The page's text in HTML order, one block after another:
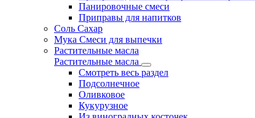
Панировочные смеси
Приправы для напитков
Соль Сахар
Мука Смеси для выпечки
Растительные масла
Растительные масла
Смотреть весь раздел
Подсолнечное
Оливковое
Кукурузное